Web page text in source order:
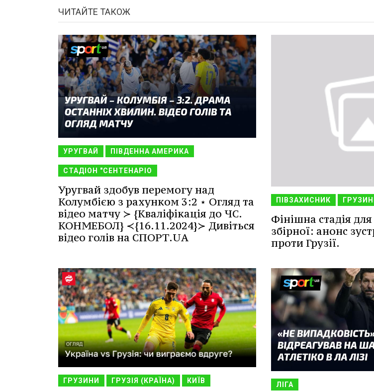
ЧИТАЙТЕ ТАКОЖ
УРУГВАЙ ПІВДЕННА АМЕРИКА
СТАДІОН "СЕНТЕНАРІО
Уругвай здобув перемогу над
Колумбією з рахунком 3:2 ⋆ Огляд та
відео матчу ≻ {Кваліфікація до ЧС.
КОНМЕБОЛ} ≺{16.11.2024}≻ Дивіться
відео голів на СПОРТ.UA
ПІВЗАХИСНИК
Фінішна стадія
збірної: анонс
проти Грузії.
ГРУЗИНИ ГРУЗІЯ (КРАЇНА) КИЇВ
ЛІГА